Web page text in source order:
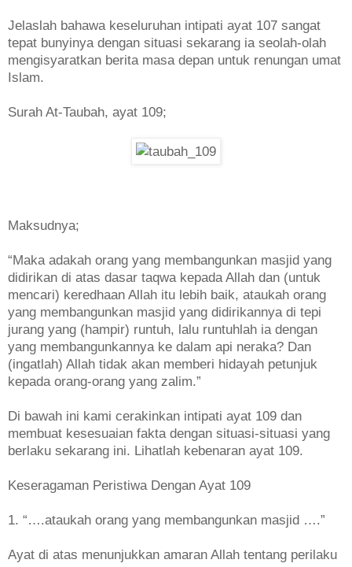
Jelaslah bahawa keseluruhan intipati ayat 107 sangat
tepat bunyinya dengan situasi sekarang ia seolah-olah
mengisyaratkan berita masa depan untuk renungan umat
Islam.
Surah At-Taubah, ayat 109;
Maksudnya;
“Maka adakah orang yang membangunkan masjid yang
didirikan di atas dasar taqwa kepada Allah dan (untuk
mencari) keredhaan Allah itu lebih baik, ataukah orang
yang membangunkan masjid yang didirikannya di tepi
jurang yang (hampir) runtuh, lalu runtuhlah ia dengan
yang membangunkannya ke dalam api neraka? Dan
(ingatlah) Allah tidak akan memberi hidayah petunjuk
kepada orang-orang yang zalim.”
Di bawah ini kami cerakinkan intipati ayat 109 dan
membuat kesesuaian fakta dengan situasi-situasi yang
berlaku sekarang ini. Lihatlah kebenaran ayat 109.
Keseragaman Peristiwa Dengan Ayat 109
1. “….ataukah orang yang membangunkan masjid ….”
Ayat di atas menunjukkan amaran Allah tentang perilaku